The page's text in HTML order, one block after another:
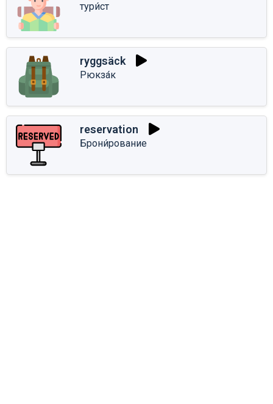
тури́ст
ryggsäck
Рюкза́к
reservation
Брони́рование